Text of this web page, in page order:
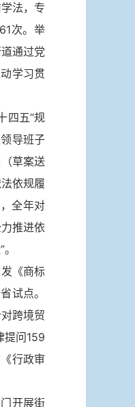
法，专
次。举
通过党
学习贯
四五”规
导班子
草案送
依规履
全年对
推进依
《商标
试点。
跨境贸
提问159
行政审
开展街